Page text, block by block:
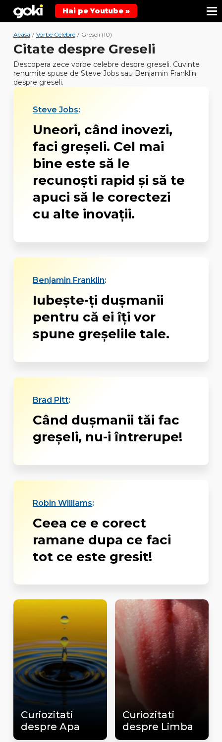
Hai pe Youtube »
Acasa / Vorbe Celebre / Greseli (10)
Citate despre Greseli
Descopera zece vorbe celebre despre greseli. Cuvinte
renumite spuse de Steve Jobs sau Benjamin Franklin
despre greseli.
Steve Jobs:
Uneori, când inovezi,
faci greşeli. Cel mai
bine este să le
recunoşti rapid şi să te
apuci să le corectezi
cu alte inovaţii.
Benjamin Franklin:
Iubește-ți dușmanii
pentru că ei îți vor
spune greșelile tale.
Brad Pitt:
Când duşmanii tăi fac
greşeli, nu-i întrerupe!
Robin Williams:
Ceea ce e corect
ramane dupa ce faci
tot ce este gresit!
Curiozitati
despre Apa
Curiozitati
despre Limba